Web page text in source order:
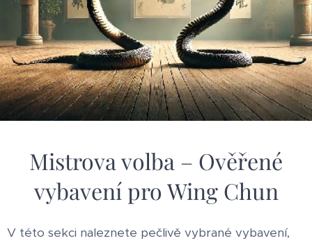
Mistrova volba – Ověřené
vybavení pro Wing Chun
V této sekci naleznete pečlivě vybrané vybavení,